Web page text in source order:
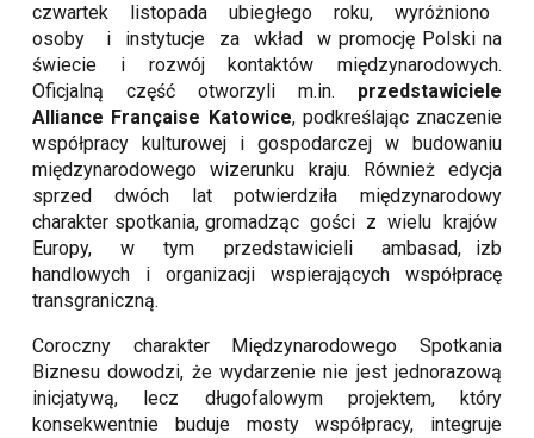
czwartek listopada ubiegłego roku, wyróżniono
osoby i instytucje za wkład w promocję Polski na
świecie i rozwój kontaktów międzynarodowych.
Oficjalną część otworzyli m.in. przedstawiciele
Alliance Française Katowice, podkreślając znaczenie
współpracy kulturowej i gospodarczej w budowaniu
międzynarodowego wizerunku kraju. Również edycja
sprzed dwóch lat potwierdziła międzynarodowy
charakter spotkania, gromadząc gości z wielu krajów
Europy, w tym przedstawicieli ambasad, izb
handlowych i organizacji wspierających współpracę
transgraniczną.
Coroczny charakter Międzynarodowego Spotkania
Biznesu dowodzi, że wydarzenie nie jest jednorazową
inicjatywą, lecz długofalowym projektem, który
konsekwentnie buduje mosty współpracy, integruje